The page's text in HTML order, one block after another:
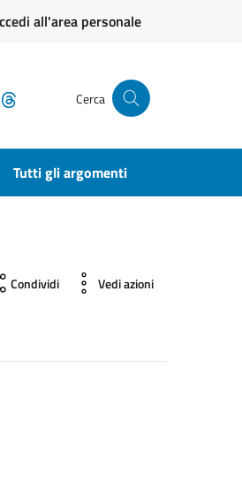
all'area personale
Cerca
Tutti gli argomenti
Condividi Vedi azioni